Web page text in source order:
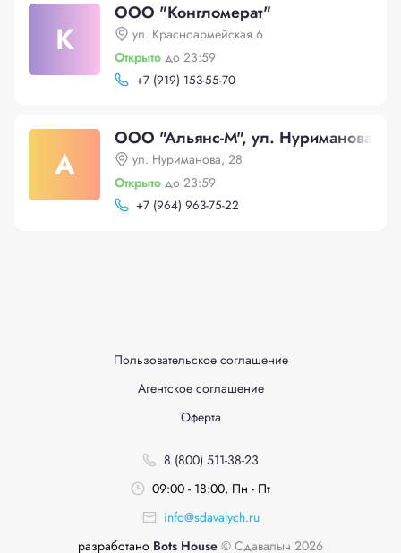
К
ООО "Конгломерат"
ул. Красноармейская.6
Открыто до 23:59
+7 (919) 153-55-70
А
ООО "Альянс-М", ул. Нуриманова, 28
ул. Нуриманова, 28
Открыто до 23:59
+7 (964) 963-75-22
Пользовательское соглашение
Агентское соглашение
Оферта
8 (800) 511-38-23
09:00 - 18:00, Пн - Пт
info@sdavalych.ru
разработано Bots House © Сдавалыч 2026